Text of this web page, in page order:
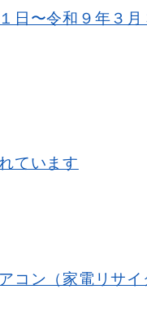
日〜令和９年３月
ています
コン（家電リサ